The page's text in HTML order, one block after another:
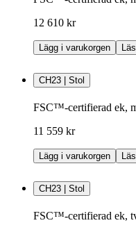
12 610 kr
Lägg i varukorgen
CH23 | Stol
FSC™-certifierad ek,
11 559 kr
Lägg i varukorgen
CH23 | Stol
FSC™-certifierad ek,